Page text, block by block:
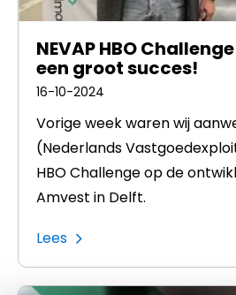
NEVAP HBO
een groot succes!
16-10-2024
Vorige week waren wij
(Nederlands
HBO Challenge op de
Amvest in Delft.
Lees